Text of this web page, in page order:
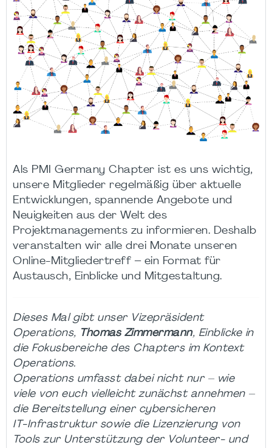
Als PMI Germany Chapter ist es uns wichtig,
unsere Mitglieder regelmäßig über aktuelle
Entwicklungen, spannende Angebote und
Neuigkeiten aus der Welt des
Projektmanagements zu informieren. Deshalb
veranstalten wir alle drei Monate unseren
Online-Mitgliedertreff – ein Format für
Austausch, Einblicke und Mitgestaltung.
Dieses Mal gibt unser Vizepräsident
Operations, Thomas Zimmermann, Einblicke in
die Fokusbereiche des Chapters im Kontext
Operations.
Operations umfasst dabei nicht nur – wie
viele von euch vielleicht zunächst annehmen –
die Bereitstellung einer cybersicheren
IT‑Infrastruktur sowie die Lizenzierung von
Tools zur Unterstützung der Volunteer‑ und